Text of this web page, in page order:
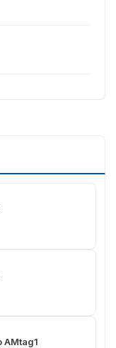
AMtag1